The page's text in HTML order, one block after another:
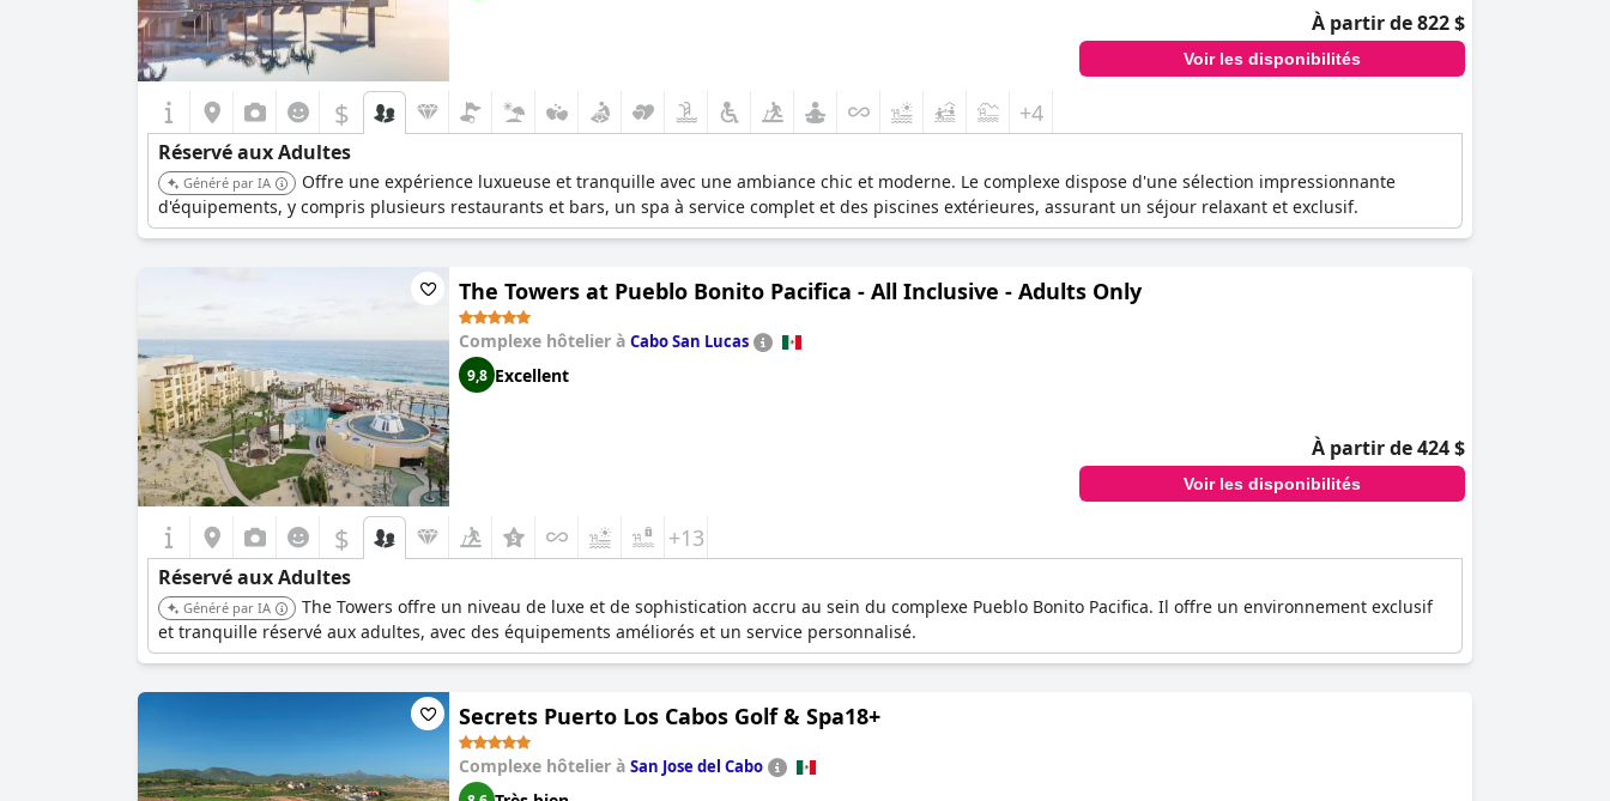
À partir de 822 $
Voir les disponibilités
$ +4
Réservé aux Adultes
Généré par IA
Offre une expérience luxueuse et tranquille avec une ambiance chic et moderne. Le complexe dispose d'une sélection impressionnante
d'équipements, y compris plusieurs restaurants et bars, un spa à service complet et des piscines extérieures, assurant un séjour relaxant et exclusif.
The Towers at Pueblo Bonito Pacifica - All Inclusive - Adults Only
Complexe hôtelier à Cabo San Lucas
9,8 Excellent
À partir de 424 $
Voir les disponibilités
$ +13
Réservé aux Adultes
Généré par IA
The Towers offre un niveau de luxe et de sophistication accru au sein du complexe Pueblo Bonito Pacifica. Il offre un environnement exclusif
et tranquille réservé aux adultes, avec des équipements améliorés et un service personnalisé.
Secrets Puerto Los Cabos Golf & Spa18+
Complexe hôtelier à San Jose del Cabo